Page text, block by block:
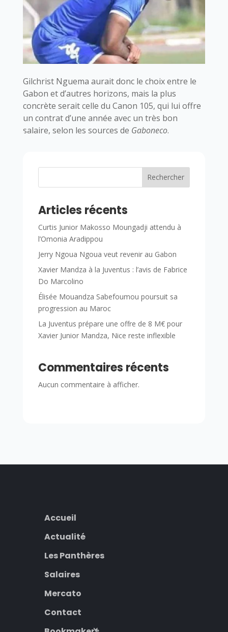
Gilchrist Nguema aurait donc le choix entre le
Gabon et d’autres horizons, mais la plus
concrète serait celle du Canon 105, qui lui offre
un contrat d’une année avec un très bon
salaire, selon les sources de Gaboneco.
Rechercher
Articles récents
Curtis Junior Makosso Moungadji attendu à
l’Omonia Aradippou
Jerry Ngoua Ngoua veut revenir au Gabon
Xavier Mandza à la Juventus : l’avis de Fabrice
Do Marcolino
Élisée Mouandza Sabefoumou poursuit sa
progression au Maroc
La Juventus prépare une offre de 8 M€ pour
Xavier Junior Mandza, Nice reste inflexible
Commentaires récents
Aucun commentaire à afficher.
Accueil
Actualité
Les Panthères
Salaires
Mercato
Contact